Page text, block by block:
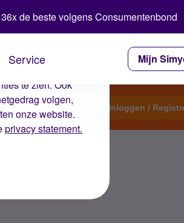
je ervaring op de
te zien. Ook
volgen,
onze website.
privacy statement.
36x de beste volgens Consumentenbond
Service Mijn
Start een topic Inloggen /